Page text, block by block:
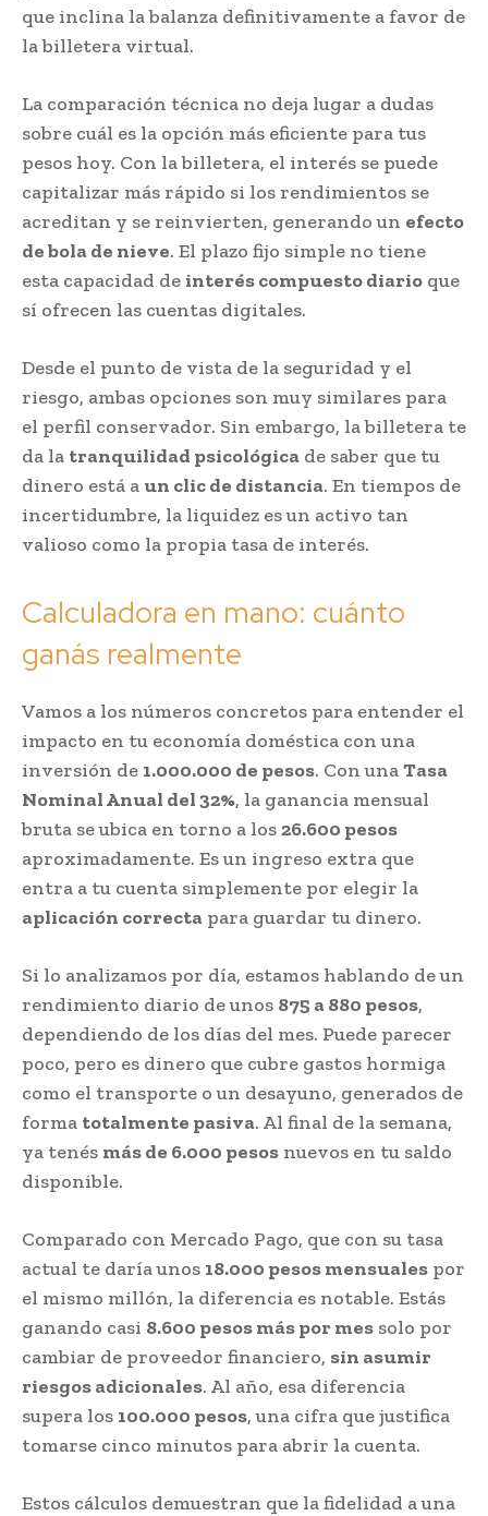
que inclina la balanza definitivamente a favor de
la billetera virtual.
La comparación técnica no deja lugar a dudas
sobre cuál es la opción más eficiente para tus
pesos hoy. Con la billetera, el interés se puede
capitalizar más rápido si los rendimientos se
acreditan y se reinvierten, generando un efecto
de bola de nieve. El plazo fijo simple no tiene
esta capacidad de interés compuesto diario que
sí ofrecen las cuentas digitales.
Desde el punto de vista de la seguridad y el
riesgo, ambas opciones son muy similares para
el perfil conservador. Sin embargo, la billetera te
da la tranquilidad psicológica de saber que tu
dinero está a un clic de distancia. En tiempos de
incertidumbre, la liquidez es un activo tan
valioso como la propia tasa de interés.
Calculadora en mano: cuánto
ganás realmente
Vamos a los números concretos para entender el
impacto en tu economía doméstica con una
inversión de 1.000.000 de pesos. Con unaTasa
Nominal Anual del 32%, la ganancia mensual
bruta se ubica en torno a los26.600 pesos
aproximadamente. Es un ingreso extra que
entra a tu cuenta simplemente por elegir la
aplicación correcta para guardar tu dinero.
Si lo analizamos por día, estamos hablando de un
rendimiento diario de unos 875 a 880 pesos,
dependiendo de los días del mes. Puede parecer
poco, pero es dinero que cubre gastos hormiga
como el transporte o un desayuno, generados de
forma totalmente pasiva. Al final de la semana,
ya tenés más de 6.000 pesos nuevos en tu saldo
disponible.
Comparado con Mercado Pago, que con su tasa
actual te daría unos 18.000 pesos mensuales por
el mismo millón, la diferencia es notable. Estás
ganando casi 8.600 pesos más por mes solo por
cambiar de proveedor financiero, sin asumir
riesgos adicionales. Al año, esa diferencia
supera los 100.000 pesos, una cifra que justifica
tomarse cinco minutos para abrir la cuenta.
Estos cálculos demuestran que la fidelidad a una